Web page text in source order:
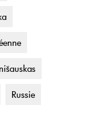
Russie